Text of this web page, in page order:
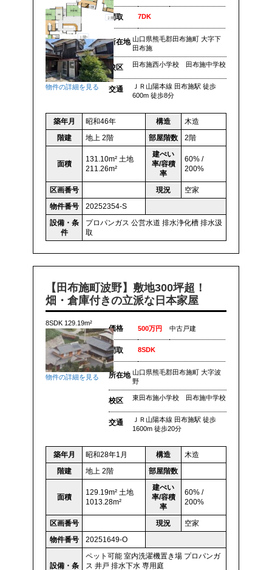
物件の詳細を見る
間取 7DK
所在地 山口県熊毛郡田布施町 大字下
田布施
校区 田布施西小学校 田布施中学校
交通
ＪＲ山陽本線 田布施駅 徒歩
600m 徒歩8分
築年月 昭和46年 構造
木造
階建
地上 2階 部屋階数 2階
面積
131.10m² 土地
211.26m²
建ぺい
率/容積
率
60% /
200%
区画番号 現況
空家
物件番号
20252354-S
設備・条
件
プロパンガス 公営水道 排水浄化槽 排水汲
取
【田布施町波野】敷地300坪超！
畑・倉庫付きの立派な日本家屋
8SDK 129.19m²
物件の詳細を見る
価格 500万円 中古戸建
間取 8SDK
所在地 山口県熊毛郡田布施町 大字波
野
校区 東田布施小学校 田布施中学校
交通
ＪＲ山陽本線 田布施駅 徒歩
1600m 徒歩20分
築年月 昭和28年1月 構造
木造
階建
地上 2階 部屋階数
面積
129.19m² 土地
1013.28m²
建ぺい
率/容積
率
60% /
200%
区画番号 現況
空家
物件番号
20251649-O
設備・条
ペット可能 室内洗濯機置き場 プロパンガ
ス 井戸 排水下水 専用庭